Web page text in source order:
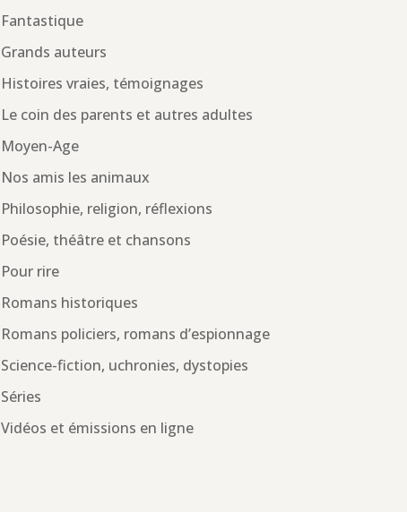
Fantastique
Grands auteurs
Histoires vraies, témoignages
Le coin des parents et autres adultes
Moyen-Age
Nos amis les animaux
Philosophie, religion, réflexions
Poésie, théâtre et chansons
Pour rire
Romans historiques
Romans policiers, romans d’espionnage
Science-fiction, uchronies, dystopies
Séries
Vidéos et émissions en ligne